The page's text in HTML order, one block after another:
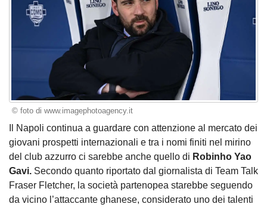
© foto di www.imagephotoagency.it
Il Napoli continua a guardare con attenzione al mercato dei
giovani prospetti internazionali e tra i nomi finiti nel mirino
del club azzurro ci sarebbe anche quello di Robinho Yao
Gavi. Secondo quanto riportato dal giornalista di Team Talk
Fraser Fletcher, la società partenopea starebbe seguendo
da vicino l’attaccante ghanese, considerato uno dei talenti